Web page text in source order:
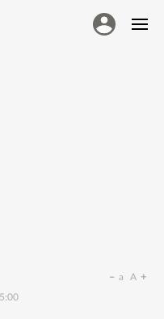
a A